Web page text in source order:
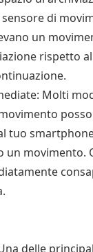
di
un
rispetto
Molti
tuo
un movimento.
delle